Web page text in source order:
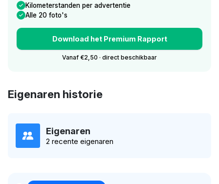
Kilometerstanden per advertentie
Alle 20 foto's
Download het Premium Rapport
Vanaf €2,50 · direct beschikbaar
Eigenaren historie
Eigenaren
2 recente eigenaren